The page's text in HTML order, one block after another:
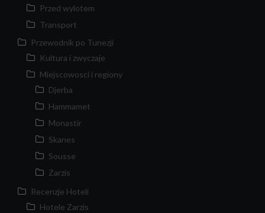
Przed wylotem
Transport
Przewodnik po Tunezji
Kultura i zwyczaje
Miejscowosci i regiony
Djerba
Hammamet
Monastir
Skanes
Sousse
Zarzis
Recenzje Hoteli
Hotele Zarzis